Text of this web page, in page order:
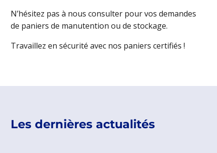
N’hésitez pas à nous consulter pour vos demandes
de paniers de manutention ou de stockage.
Travaillez en sécurité avec nos paniers certifiés !
Les dernières actualités